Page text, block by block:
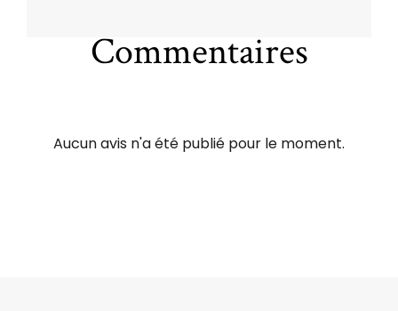
Commentaires
Aucun avis n'a été publié pour le moment.